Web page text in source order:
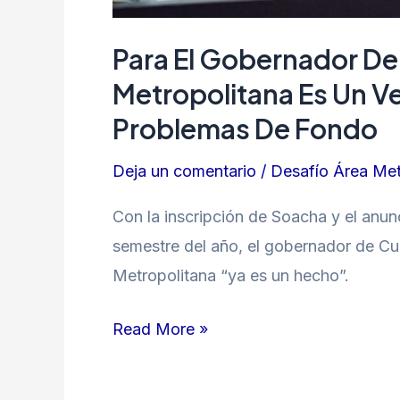
Para El Gobernador
Metropolitana Es Un
Problemas De Fondo
Deja un comentario / Desafío Área
Con la inscripción de Soacha y el
semestre del año, el gobernador de
Metropolitana “ya es un hecho”.
de
Read More »